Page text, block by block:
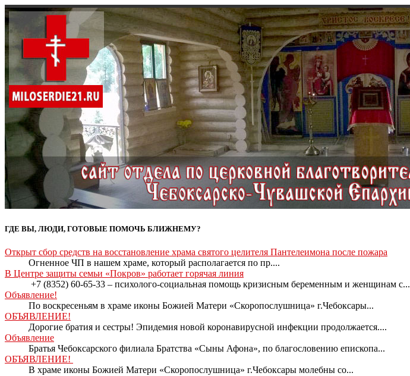
ГДЕ ВЫ, ЛЮДИ, ГОТОВЫЕ ПОМОЧЬ БЛИЖНЕМУ?
Открыт сбор средств на восстановление храма святого целителя Пантелеимона после пожара
Огненное ЧП в нашем храме, который располагается по пр....
В Центре защиты семьи «Покров» работает горячая линия
+7 (8352) 60-65-33 – психолого-социальная помощь кризисным беременным и женщинам с...
Объявление!
По воскресеньям в храме иконы Божией Матери «Скоропослушница» г.Чебоксары...
ОБЪЯВЛЕНИЕ!
Дорогие братия и сестры! Эпидемия новой коронавирусной инфекции продолжается....
Объявление
Братья Чебоксарского филиала Братства «Сыны Афона», по благословению епископа...
ОБЪЯВЛЕНИЕ!
В храме иконы Божией Матери «Скоропослушница» г.Чебоксары молебны со...